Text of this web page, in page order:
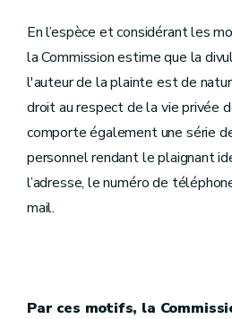
En l’espèce et considérant les
la Commission estime que la
l'auteur de la plainte est de
droit au respect de la vie privée
comporte également une série
personnel rendant le plaignant
l’adresse, le numéro de
mail.
Par ces motifs, la